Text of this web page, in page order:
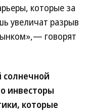
которые за
увеличат разрыв
говорят
солнечной
инвесторы
которые